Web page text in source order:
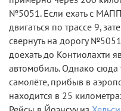
№5051. Если ехать с
двигаться по трассе 9,
свернуть на дорогу
доехать до Контиолахти
автомобиль. Однако
самолёте, прибыв в
находится в 25